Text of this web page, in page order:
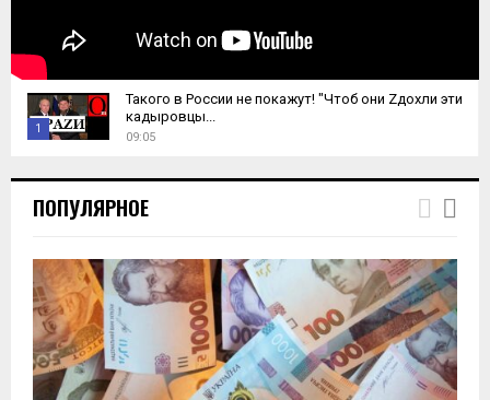
1
h
u
a
y
Такого в России не покажут! "Чтоб они Zдохли эти
кадыровцы...
09:05
ПОПУЛЯРНОЕ